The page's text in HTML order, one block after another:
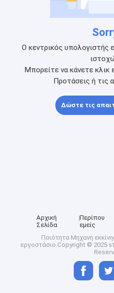
Ο κεντρικός υπολογιστής
Μπορείτε να κάνετε κλικ
Προτάσεις ή τις
Δώστε τις
Αρχική
Σελίδα
Περίπου
εμείς
Ποιότητα Μηχανή
εργοστάσιο.Copyright © 2025